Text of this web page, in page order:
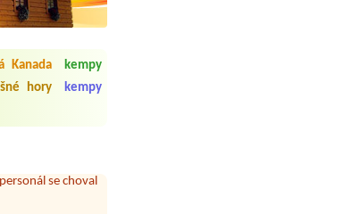
Kanada
kempy
hory
kempy
papír i
Co nás ale
jsem si připadala
čisté,koupání
se choval